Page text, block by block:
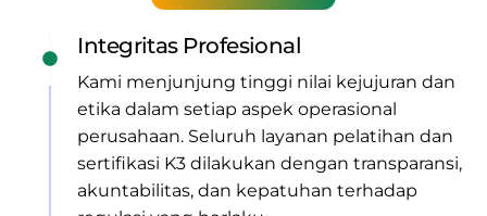
Integritas Profesional
Kami menjunjung tinggi nilai kejujuran dan
etika dalam setiap aspek operasional
perusahaan. Seluruh layanan pelatihan dan
sertifikasi K3 dilakukan dengan transparansi,
akuntabilitas, dan kepatuhan terhadap